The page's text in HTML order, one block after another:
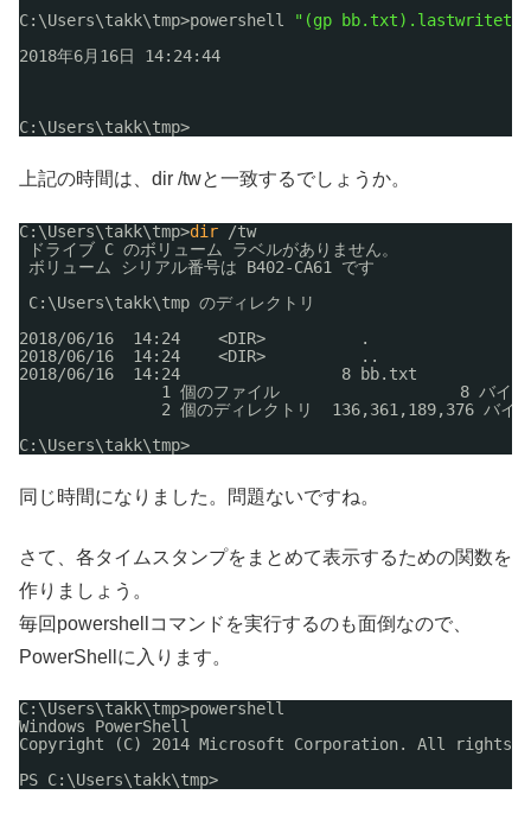
C:\Users\takk\tmp>powershell
"(gp
2018年6月16日 14:24:44
C:\Users\takk\tmp>
上記の時間は、dir /twと一致するでしょうか。
C:\Users\takk\tmp>dir
/tw
ドライブ C のボリューム ラベルがありません。
ボリューム シリアル番号は B402-CA61 です
C:\Users\takk\tmp のディレクトリ
2018/06/16
14:24    <DIR>          .
2018/06/16
14:24    <DIR>          ..
2018/06/16
14:24                 8 bb.txt
1 個のファイル                   8 バイト
2 個のディレクトリ  136,361,189,376 バイ
C:\Users\takk\tmp>
同じ時間になりました。問題ないですね。
さて、各タイムスタンプをまとめて表示するための関数を
作りましょう。
毎回powershellコマンドを実行するのも面倒なので、
PowerShellに入ります。
C:\Users\takk\tmp>powershell
Windows PowerShell
Copyright (C) 2014 Microsoft Corporation. All rights
PS C:\Users\takk\tmp>